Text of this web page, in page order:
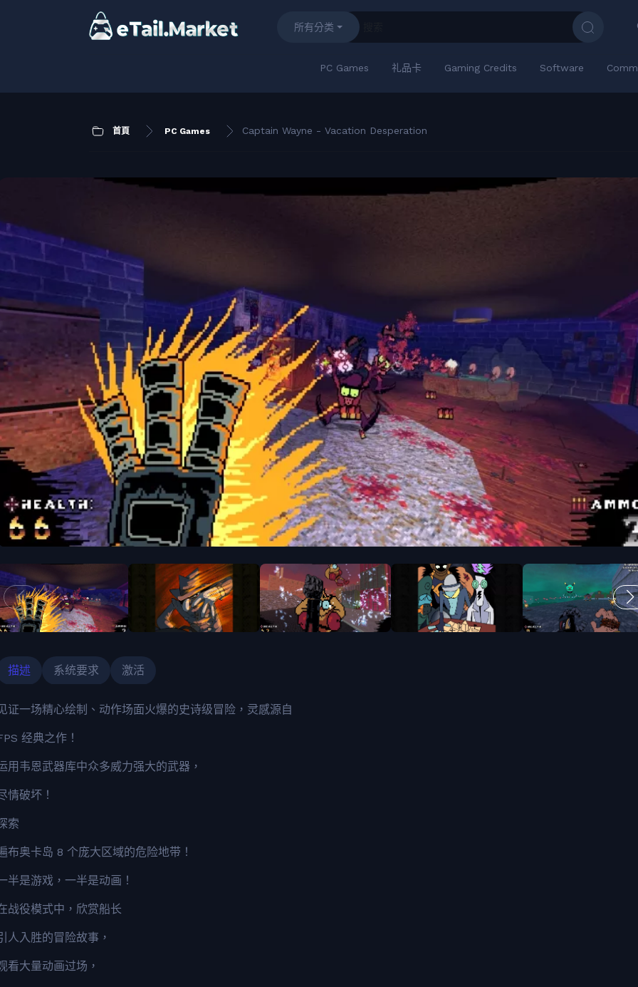
所有分类
PC Games 礼品卡 Gaming Credits Software
首頁 PC Games Captain Wayne - Vacation Desperation
描述 系统要求 激活
证一场精心绘制、动作场面火爆的史诗级冒险，灵感源自
经典之作！
用韦恩武器库中众多威力强大的武器，
情破坏！
索
布奥卡岛 8 个庞大区域的危险地带！
半是游戏，一半是动画！
战役模式中，欣赏船长
人入胜的冒险故事，
看大量动画过场，